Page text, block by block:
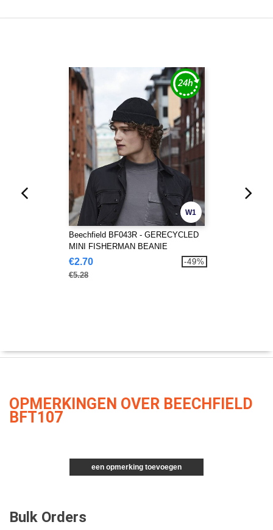
W1
Beechfield BF043R - GERECYCLED
MINI FISHERMAN BEANIE
€2.70
€5.28
-49%
OPMERKINGEN OVER BEECHFIELD
BFT107
een opmerking toevoegen
Bulk Orders